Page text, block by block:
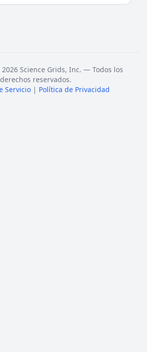
Science Grids, Inc. — Todos los
derechos reservados.
Servicio | Política de Privacidad